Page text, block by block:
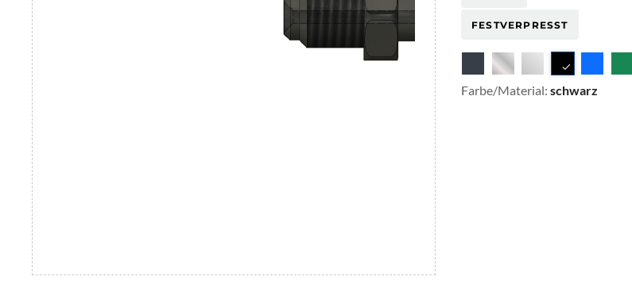
FESTVERPRESST
Farbe/Material: schwarz